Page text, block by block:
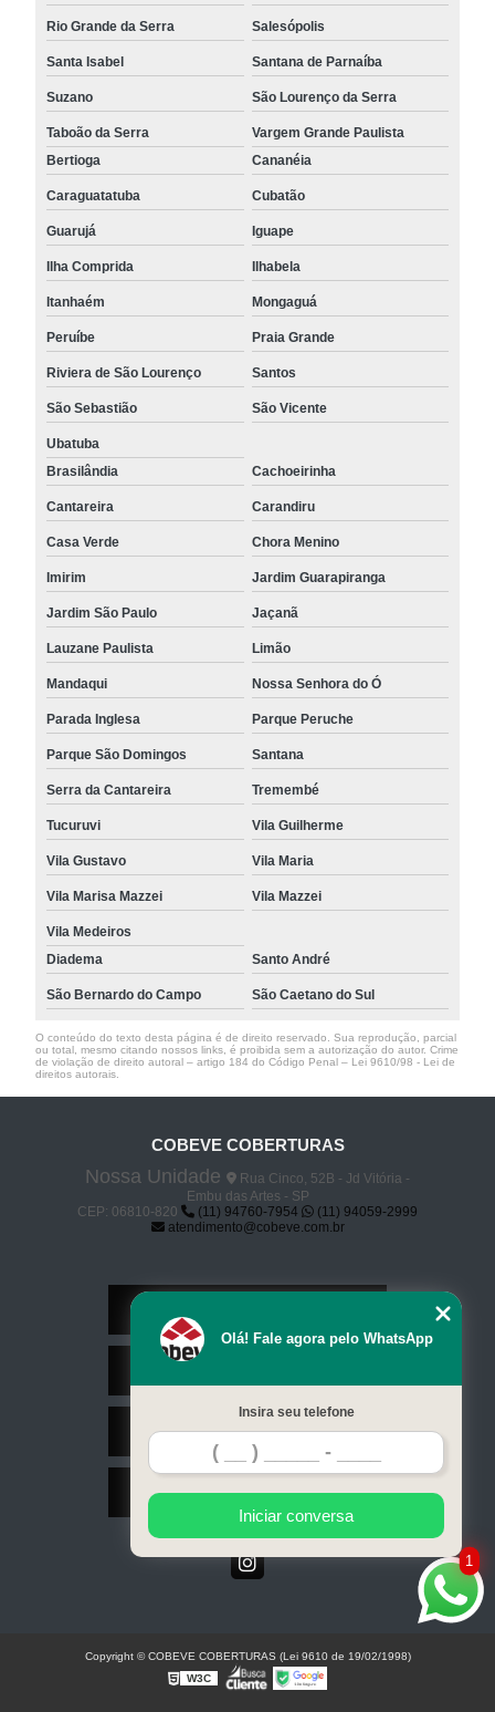
Rio Grande da Serra Salesópolis
Santa Isabel Santana de Parnaíba
Suzano São Lourenço da Serra
Taboão da Serra
Vargem Grande Paulista
Bertioga
Cananéia
Caraguatatuba Cubatão
Guarujá Iguape
Ilha Comprida Ilhabela
Itanhaém Mongaguá
Peruíbe Praia Grande
Riviera de São Lourenço Santos
São Sebastião São Vicente
Ubatuba
Brasilândia
Cachoeirinha
Cantareira Carandiru
Casa Verde Chora Menino
Imirim Jardim Guarapiranga
Jardim São Paulo Jaçanã
Lauzane Paulista Limão
Mandaqui Nossa Senhora do Ó
Parada Inglesa Parque Peruche
Parque São Domingos Santana
Serra da Cantareira Tremembé
Tucuruvi Vila Guilherme
Vila Gustavo Vila Maria
Vila Marisa Mazzei Vila Mazzei
Vila Medeiros
Diadema
Santo André
São Bernardo do Campo São Caetano do Sul
O conteúdo do texto desta página é de direito reservado. Sua reprodução, parcial
ou total, mesmo citando nossos links, é proibida sem a autorização do autor. Crime
de violação de direito autoral – artigo 184 do Código Penal – Lei 9610/98 - Lei de
direitos autorais
COBEVE COBERTURAS
Nossa Unidade
Rua Cinco, 52B - Jd Vitória -
Embu das Artes - SP
CEP: 06810-820
(11) 94760-7954
(11) 94059-2999
atendimento@cobeve.com.br
Contato
Mapa do site
1
Olá! Fale agora pelo WhatsApp
Insira seu telefone
Iniciar conversa
Copyright © COBEVE COBERTURAS (Lei 9610 de 19/02/1998)
W3C